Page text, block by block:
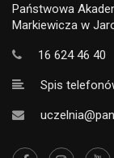
Państwowa
Markiewicza w
16 624 46 40
Spis